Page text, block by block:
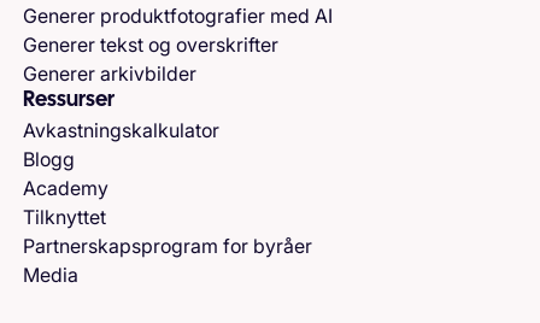
Generer produktfotografier med AI
Generer tekst og overskrifter
Generer arkivbilder
Ressurser
Avkastningskalkulator
Blogg
Academy
Tilknyttet
Partnerskapsprogram for byråer
Media